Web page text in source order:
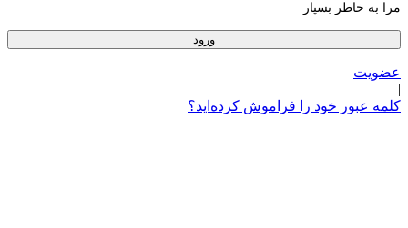
مرا به خاطر بسپار
عضویت
|
کلمه عبور خود را فراموش کرده‌اید؟